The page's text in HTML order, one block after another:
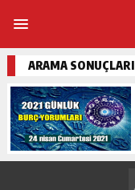
ARAMA SONUÇLARI